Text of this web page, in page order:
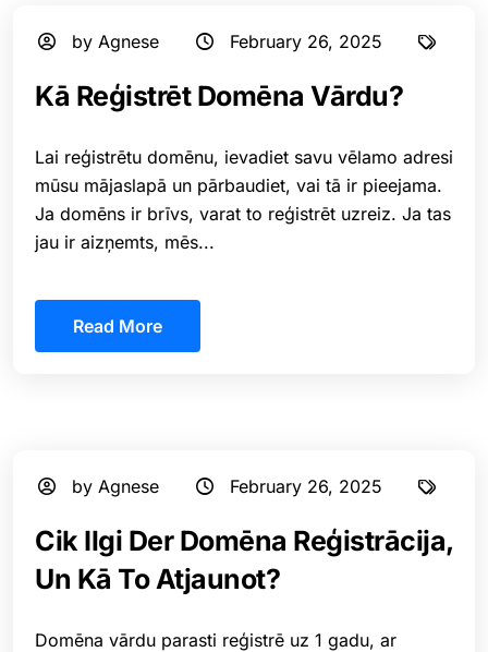
by Agnese February 26, 2025
Kā Reģistrēt Domēna Vārdu?
Lai reģistrētu domēnu, ievadiet savu vēlamo adresi
mūsu mājaslapā un pārbaudiet, vai tā ir pieejama.
Ja domēns ir brīvs, varat to reģistrēt uzreiz. Ja tas
jau ir aizņemts, mēs...
Read More
by Agnese February 26, 2025
Cik Ilgi Der Domēna Reģistrācija,
Un Kā To Atjaunot?
Domēna vārdu parasti reģistrē uz 1 gadu, ar